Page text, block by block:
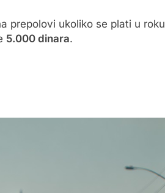
prepolovi ukoliko se plati u roku
5.000 dinara.